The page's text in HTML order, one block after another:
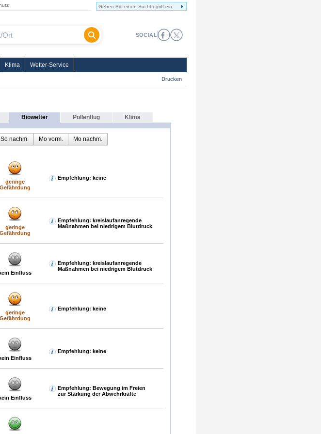
SOCIAL
Klima Wetter-Service
Drucken
Biowetter Pollenflug Klima
So nachm. Mo vorm. Mo nachm.
geringe
Gefährdung
Empfehlung: keine
geringe
Gefährdung
Empfehlung: kreislaufanregende
Maßnahmen bei niedrigem Blutdruck
Einfluss
Empfehlung: kreislaufanregende
Maßnahmen bei niedrigem Blutdruck
geringe
Gefährdung
Empfehlung: keine
Einfluss
Empfehlung: keine
Einfluss
Empfehlung: Bewegung im Freien
zur Stärkung der Abwehrkräfte